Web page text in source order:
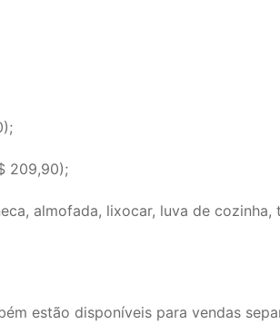
209,90);
almofada, lixocar, luva de
estão disponíveis para vendas